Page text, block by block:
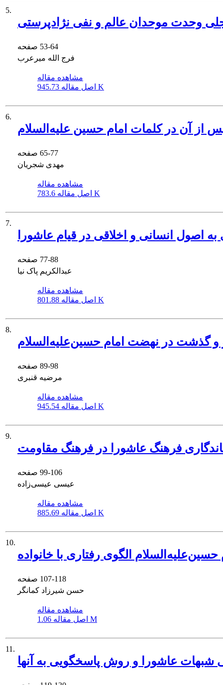
5.
وحدت موحدان عالم و نفی نژادپرستی
53-64
فرج الله میرعرب
مشاهده مقاله
اصل مقاله 945.73 K
6.
آن در کلمات امام حسین علیه‌السلام
65-77
مهدی شجریان
مشاهده مقاله
اصل مقاله 783.6 K
7.
به اصول انسانی و اخلاقی در قیام عاشورا
77-88
عبدالکریم پاک نیا
مشاهده مقاله
اصل مقاله 801.88 K
8.
و گذشت در نهضت امام حسین‌علیه‌السلام
89-98
مرضیه قنبری
مشاهده مقاله
اصل مقاله 945.54 K
9.
فرهنگ عاشورا در فرهنگ مقاومت
99-106
عیسی عیسی‌زاده
مشاهده مقاله
اصل مقاله 885.69 K
10.
حسین‌علیه‌السلام الگوی رفتاری با خانواده
107-118
حسن شیرزاد کمانگر
مشاهده مقاله
اصل مقاله 1.06 M
11.
عاشورا و روش پاسخگویی به آنها